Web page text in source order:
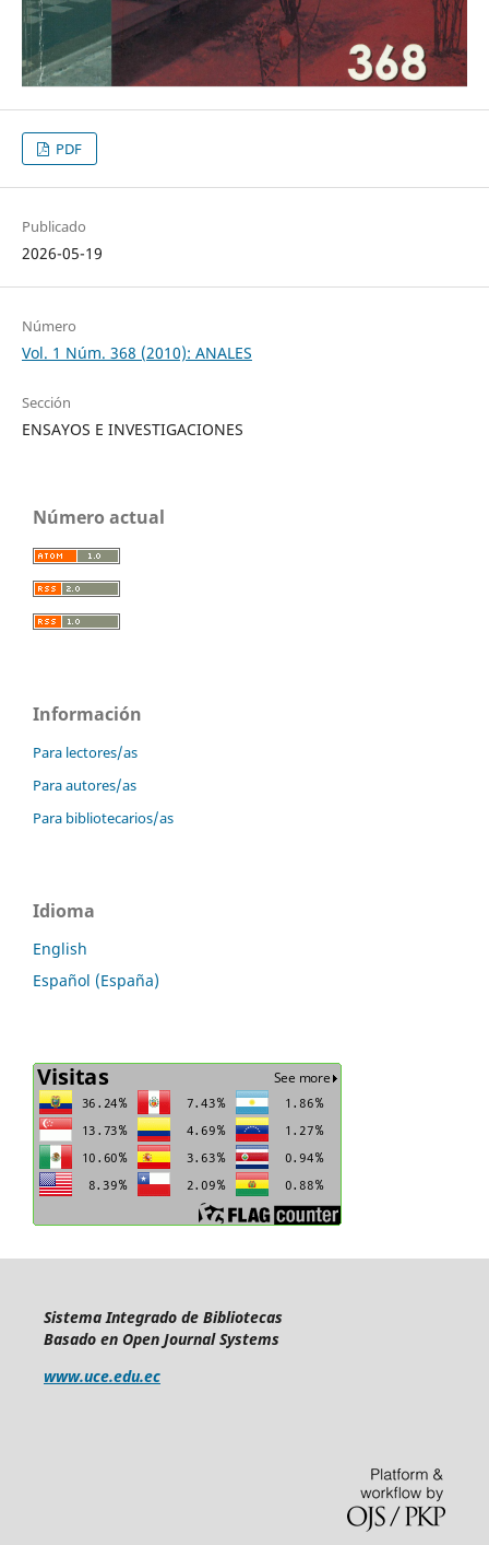
PDF
Publicado
2026-05-19
Número
Vol. 1 Núm. 368 (2010): ANALES
Sección
ENSAYOS E INVESTIGACIONES
Número actual
Información
Para lectores/as
Para autores/as
Para bibliotecarios/as
Idioma
English
Español (España)
Sistema Integrado de Bibliotecas
Basado en Open Journal Systems
www.uce.edu.ec